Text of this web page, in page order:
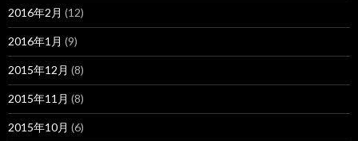
2016年2月 (12)
2016年1月 (9)
2015年12月 (8)
2015年11月 (8)
2015年10月 (6)